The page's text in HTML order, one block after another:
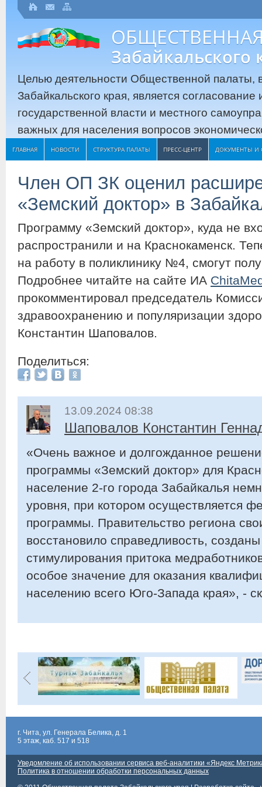
Забайкальского
Целью деятельности Общественной палаты,
Забайкальского края, является
государственной власти и местного
важных для населения вопросов
ГЛАВНАЯ НОВОСТИ СТРУКТУРА ПАЛАТЫ ПРЕСС-ЦЕНТР ДОКУМЕНТЫ И
Член ОП ЗК оценил
«Земский доктор» в
Программу «Земский доктор», куда не
распространили и на Краснокаменск.
на работу в поликлинику №4, смогут
Подробнее читайте на сайте ИА
прокомментировал председатель
здравоохранению и популяризации
Константин Шаповалов.
Поделиться:
13.09.2024 08:38
Шаповалов Константин
«Очень важное и долгожданное
программы «Земский доктор» для
население 2-го города Забайкалья
уровня, при котором осуществляется
программы. Правительство региона
восстановило справедливость,
стимулирования притока
особое значение для оказания
населению всего Юго-Запада края», -
г. Чита, ул. Генерала Белика, д. 1
5 этаж, каб. 517 и 518
Уведомление об использовании сервиса веб-аналитики «Яндекс
Политика в отношении обработки персональных данных